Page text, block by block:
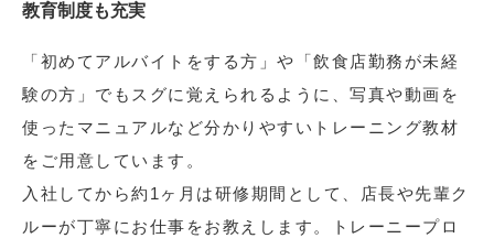
教育制度も充実
「初めてアルバイトをする方」や「飲食店勤務が未経
験の方」でもスグに覚えられるように、写真や動画を
使ったマニュアルなど分かりやすいトレーニング教材
をご用意しています。
入社してから約1ヶ月は研修期間として、店長や先輩ク
ルーが丁寧にお仕事をお教えします。トレーニープロ